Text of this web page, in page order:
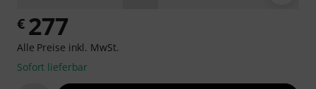
€ 277
Alle Preise inkl. MwSt.
Sofort lieferbar